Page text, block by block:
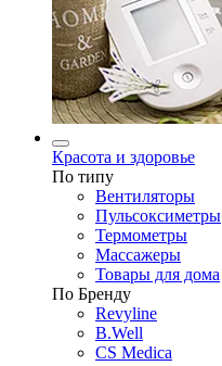
Красота и здоровье
По типу
Вентиляторы
Пульсоксиметры
Термометры
Массажеры
Товары для дома
По Бренду
Revyline
B.Well
CS Medica